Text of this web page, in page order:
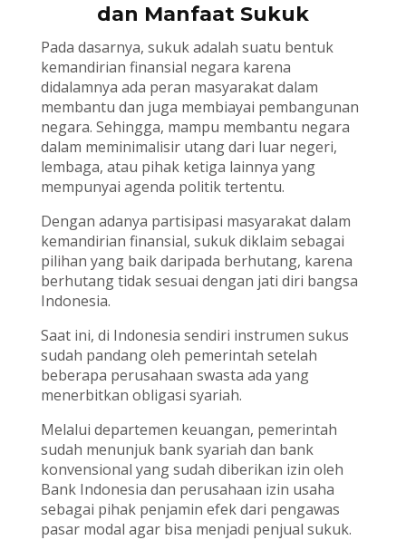
dan Manfaat Sukuk
Pada dasarnya, sukuk adalah suatu bentuk
kemandirian finansial negara karena
didalamnya ada peran masyarakat dalam
membantu dan juga membiayai pembangunan
negara. Sehingga, mampu membantu negara
dalam meminimalisir utang dari luar negeri,
lembaga, atau pihak ketiga lainnya yang
mempunyai agenda politik tertentu.
Dengan adanya partisipasi masyarakat dalam
kemandirian finansial, sukuk diklaim sebagai
pilihan yang baik daripada berhutang, karena
berhutang tidak sesuai dengan jati diri bangsa
Indonesia.
Saat ini, di Indonesia sendiri instrumen sukus
sudah pandang oleh pemerintah setelah
beberapa perusahaan swasta ada yang
menerbitkan obligasi syariah.
Melalui departemen keuangan, pemerintah
sudah menunjuk bank syariah dan bank
konvensional yang sudah diberikan izin oleh
Bank Indonesia dan perusahaan izin usaha
sebagai pihak penjamin efek dari pengawas
pasar modal agar bisa menjadi penjual sukuk.